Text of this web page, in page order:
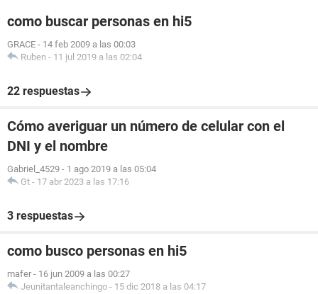
como buscar personas en hi5
GRACE - 14 feb 2009 a las 00:03
Ruben - 11 jul 2019 a las 02:04
22 respuestas
Cómo averiguar un número de celular con el
DNI y el nombre
Gabriel_4529 - 1 ago 2019 a las 05:04
Gt - 17 abr 2023 a las 17:16
3 respuestas
como busco personas en hi5
mafer - 16 jun 2009 a las 00:27
Jeunitantaleanchingo - 15 dic 2018 a las 04:17